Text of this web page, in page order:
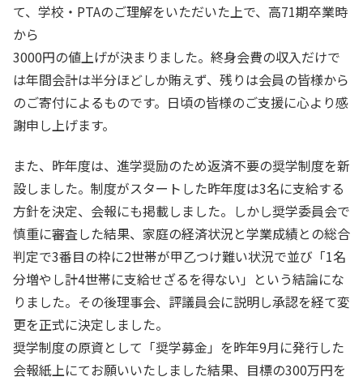
て、学校・PTAのご理解をいただいた上で、高71期卒業時
から
3000円の値上げが決まりました。終身会費の収入だけで
は年間会計は半分ほどしか賄えず、残りは会員の皆様から
のご寄付によるものです。日頃の皆様のご支援に心より感
謝申し上げます。
また、昨年度は、進学奨励のため返済不要の奨学制度を新
設しました。制度がスタートした昨年度は3名に支給する
方針を決定、会報にも掲載しました。しかし奨学委員会で
慎重に審査した結果、家庭の経済状況と学業成績との総合
判定で3番目の枠に2世帯が甲乙つけ難い状況で並び「1名
分増やし計4世帯に支給せざるを得ない」という結論にな
りました。その後理事会、評議員会に説明し承認を経て変
更を正式に決定しました。
奨学制度の原資として「奨学募金」を昨年9月に発行した
会報紙上にてお願いいたしました結果、目標の300万円を